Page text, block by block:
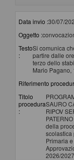
Data invio :30/07/
Oggetto :
Testo
:
Si comunica
partire dalle
terzo dello
Mario Pagano,
Riferimento
Titolo
procedura
:
SAURO
RIPOV
della
scolastica
Primaria
2026/